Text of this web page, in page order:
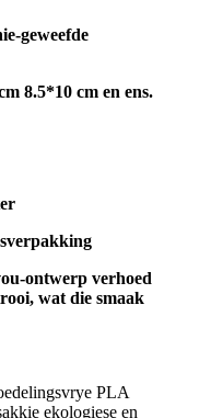
geweefde
8.5*10 cm en ens.
ontwerp verhoed
wat die smaak